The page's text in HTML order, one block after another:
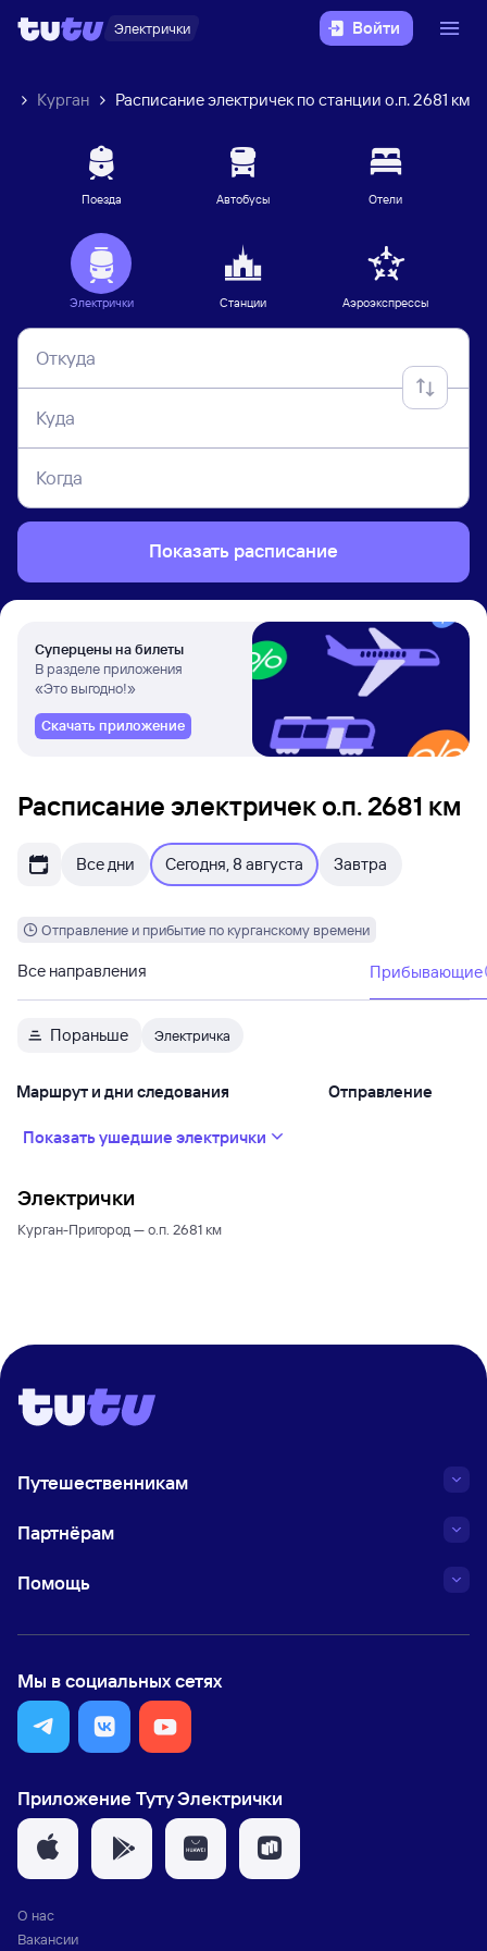
Электрички Войти
Курган Расписание электричек по станции о.п. 2681 км
Поезда Автобусы Отели
Электрички Станции Аэроэкспрессы
Откуда
Куда
Когда
Показать расписание
Суперцены на билеты
В разделе приложения
«Это выгодно!»
Скачать приложение
Расписание электричек о.п. 2681 км
Все дни Сегодня, 8 августа Завтра
Отправление и прибытие по курганскому времени
Все направления Прибывающие
Пораньше Электричка
Маршрут и дни следования Отправление
Показать ушедшие электрички
Электрички
Курган-Пригород — о.п. 2681 км
Путешественникам
Партнёрам
Помощь
Мы в социальных сетях
Приложение Туту Электрички
О нас
Вакансии